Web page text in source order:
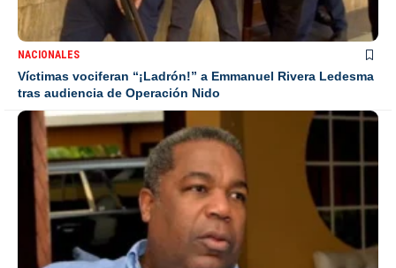
NACIONALES
Víctimas vociferan “¡Ladrón!” a Emmanuel Rivera Ledesma
tras audiencia de Operación Nido